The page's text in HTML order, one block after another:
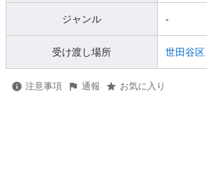
ジャンル -
受け渡し場所 世田谷区
注意事項 通報 お気に入り